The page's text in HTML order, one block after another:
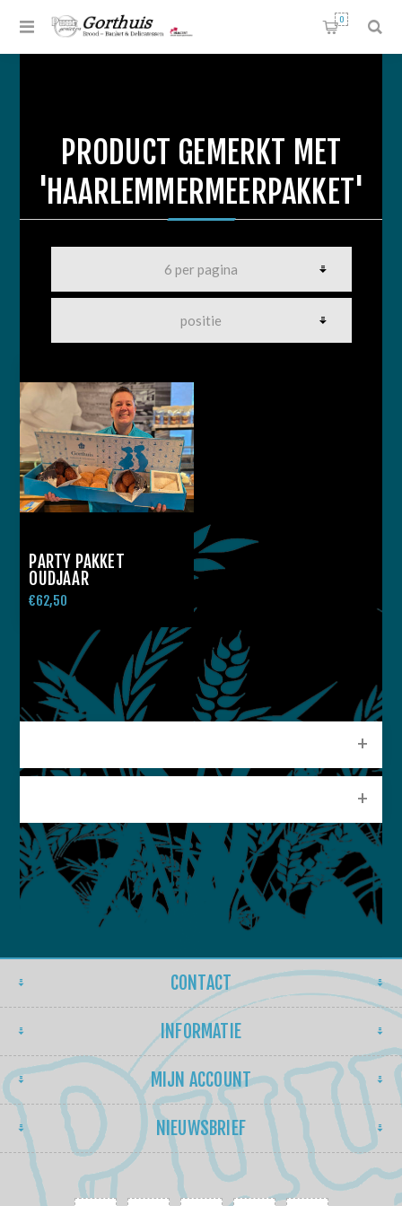
0
PRODUCT GEMERKT MET
'HAARLEMMERMEERPAKKET'
PARTY PAKKET
OUDJAAR
€62,50
CONTACT
INFORMATIE
MIJN ACCOUNT
NIEUWSBRIEF